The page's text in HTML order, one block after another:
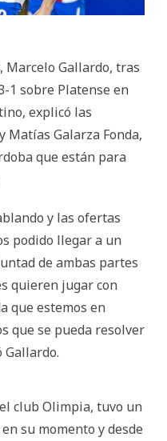
Marcelo Gallardo, tras
1 sobre Platense en
explicó las
Matías Galarza Fonda,
que están para
y las ofertas
podido llegar a un
de ambas partes
quieren jugar con
que estemos en
que se pueda resolver
Gallardo.
club Olimpia, tuvo un
su momento y desde